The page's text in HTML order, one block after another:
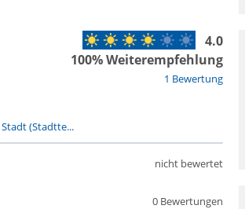
1 Bewertung
4.0
100% Weiterempfehlung
Stadt (Stadtte...
0 Bewertungen
nicht bewertet